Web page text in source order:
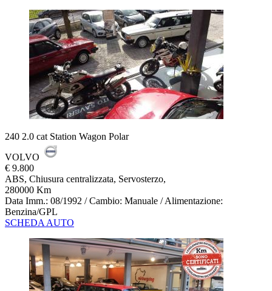
240 2.0 cat Station Wagon Polar
VOLVO
€ 9.800
ABS, Chiusura centralizzata, Servosterzo,
280000 Km
Data Imm.: 08/1992 / Cambio: Manuale / Alimentazione:
Benzina/GPL
SCHEDA AUTO